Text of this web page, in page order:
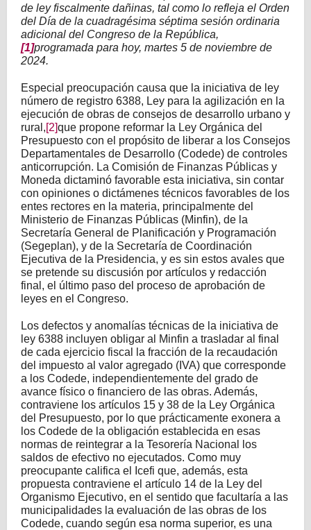
de ley fiscalmente dañinas, tal como lo refleja el Orden
del Día de la cuadragésima séptima sesión ordinaria
adicional del Congreso de la República,
[1]programada para hoy, martes 5 de noviembre de
2024.
Especial preocupación causa que la iniciativa de ley
número de registro 6388, Ley para la agilización en la
ejecución de obras de consejos de desarrollo urbano y
rural,[2]que propone reformar la Ley Orgánica del
Presupuesto con el propósito de liberar a los Consejos
Departamentales de Desarrollo (Codede) de controles
anticorrupción. La Comisión de Finanzas Públicas y
Moneda dictaminó favorable esta iniciativa, sin contar
con opiniones o dictámenes técnicos favorables de los
entes rectores en la materia, principalmente del
Ministerio de Finanzas Públicas (Minfin), de la
Secretaría General de Planificación y Programación
(Segeplan), y de la Secretaría de Coordinación
Ejecutiva de la Presidencia, y es sin estos avales que
se pretende su discusión por artículos y redacción
final, el último paso del proceso de aprobación de
leyes en el Congreso.
Los defectos y anomalías técnicas de la iniciativa de
ley 6388 incluyen obligar al Minfin a trasladar al final
de cada ejercicio fiscal la fracción de la recaudación
del impuesto al valor agregado (IVA) que corresponde
a los Codede, independientemente del grado de
avance físico o financiero de las obras. Además,
contraviene los artículos 15 y 38 de la Ley Orgánica
del Presupuesto, por lo que prácticamente exonera a
los Codede de la obligación establecida en esas
normas de reintegrar a la Tesorería Nacional los
saldos de efectivo no ejecutados. Como muy
preocupante califica el Icefi que, además, esta
propuesta contraviene el artículo 14 de la Ley del
Organismo Ejecutivo, en el sentido que facultaría a las
municipalidades la evaluación de las obras de los
Codede, cuando según esa norma superior, es una